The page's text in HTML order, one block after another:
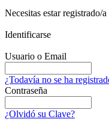
Necesitas estar registrado/
Identificarse
Usuario o Email
¿Todavía no se ha
Contraseña
¿Olvidó su Clave?